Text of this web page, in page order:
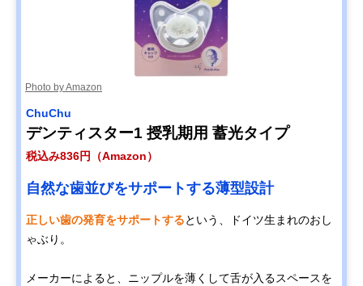
Photo by Amazon
ChuChu
デンティスター1 授乳期用 蓄光タイプ
税込み836円（Amazon）
自然な歯並びをサポートする薄型設計
正しい歯の発育をサポートするという、ドイツ生まれのおし
ゃぶり。
メーカーによると、ニップルを薄くして舌が入るスペースを